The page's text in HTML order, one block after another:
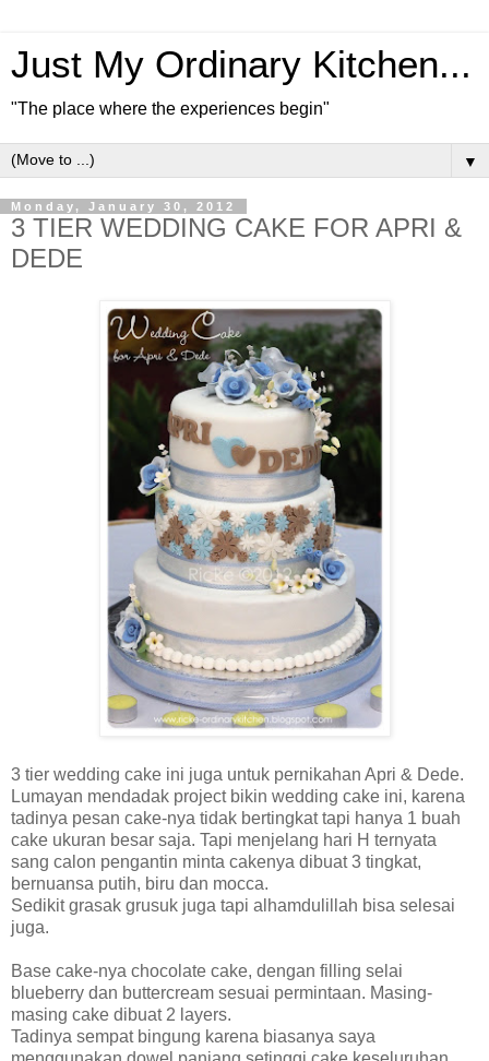
Just My Ordinary Kitchen...
"The place where the experiences begin"
▼
Monday, January 30, 2012
3 TIER WEDDING CAKE FOR APRI &
DEDE
3 tier wedding cake ini juga untuk pernikahan Apri & Dede.
Lumayan mendadak project bikin wedding cake ini, karena
tadinya pesan cake-nya tidak bertingkat tapi hanya 1 buah
cake ukuran besar saja. Tapi menjelang hari H ternyata
sang calon pengantin minta cakenya dibuat 3 tingkat,
bernuansa putih, biru dan mocca.
Sedikit grasak grusuk juga tapi alhamdulillah bisa selesai
juga.
Base cake-nya chocolate cake, dengan filling selai
blueberry dan buttercream sesuai permintaan. Masing-
masing cake dibuat 2 layers.
Tadinya sempat bingung karena biasanya saya